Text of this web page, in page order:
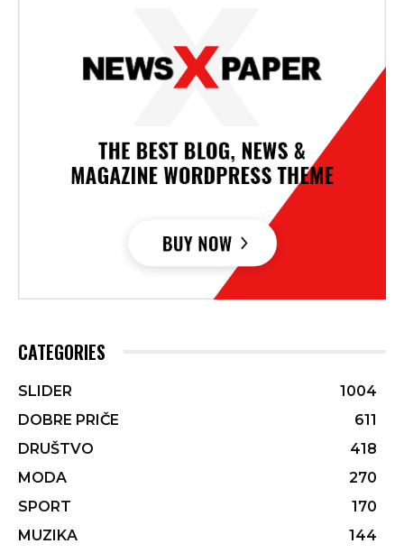
CATEGORIES
SLIDER
1004
DOBRE PRIČE
611
DRUŠTVO
418
MODA
270
SPORT
170
MUZIKA
144